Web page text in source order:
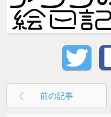
前の記事